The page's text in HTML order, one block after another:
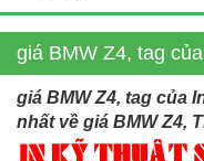
giá BMW Z4, tag
giá BMW Z4, tag của
nhất về giá BMW Z4,